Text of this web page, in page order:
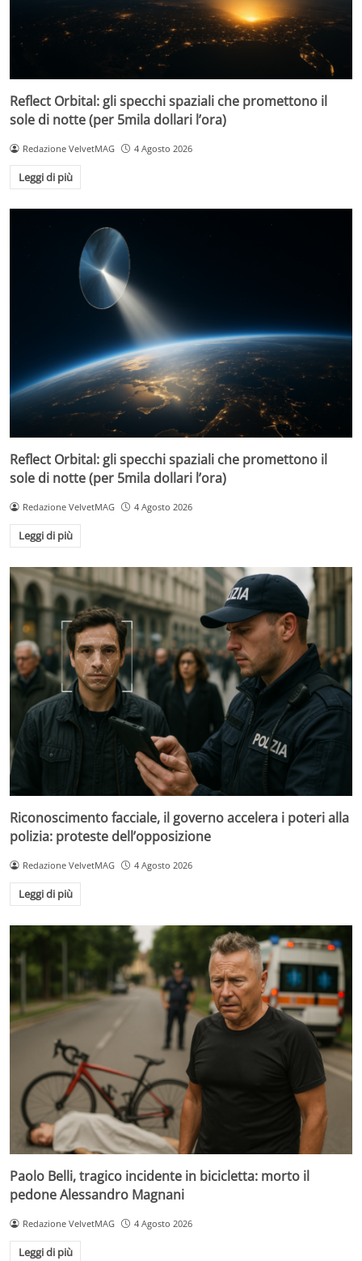
Reflect Orbital: gli specchi spaziali che promettono il
sole di notte (per 5mila dollari l’ora)
Redazione VelvetMAG 4 Agosto 2026
Leggi di più
Reflect Orbital: gli specchi spaziali che promettono il
sole di notte (per 5mila dollari l’ora)
Redazione VelvetMAG 4 Agosto 2026
Leggi di più
Riconoscimento facciale, il governo accelera i poteri alla
polizia: proteste dell’opposizione
Redazione VelvetMAG 4 Agosto 2026
Leggi di più
Paolo Belli, tragico incidente in bicicletta: morto il
pedone Alessandro Magnani
Redazione VelvetMAG 4 Agosto 2026
Leggi di più